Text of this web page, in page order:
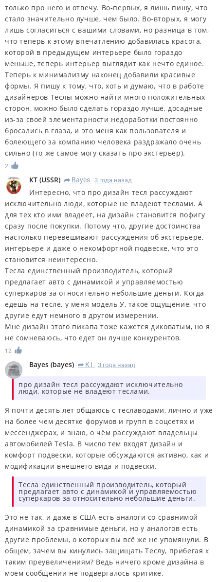
только про него и отвечу. Во-первых, я лишь пишу, что
стало значительно лучше, чем было. Во-вторых, я могу
лишь согласиться с вашими словами, но разница в том,
что теперь к этому впечатлению добавилась красота,
которой в предыдущем интерьере было гораздо
меньше, теперь интерьер выглядит как нечто единое.
Теперь к минимализму наконец добавили красивые
формы. Я пишу к тому, что, хоть и думаю, что в работе
дизайнеров Теслы можно найти много положительных
сторон, можно было сделать гораздо лучше, досадные
из-за своей элементарности недоработки постоянно
бросались в глаза, и это меня как пользователя и
болеющего за компанию человека раздражало очень
сильно (то же самое могу сказать про экстерьер).
2
КT (USSR) R Bayes 3 года назад
Интересно, что про дизайн тесл рассуждают
исключительно люди, которые не владеют теслами. А
для тех кто ими владеет, на дизайн становится пофигу
сразу после покупки. Потому что, другие достоинства
настолько перевешивают рассуждения об экстерьере,
интерьере и даже о некомфортной подвеске, что это
становится неинтересно.
Тесла единственный производитель, который
предлагает авто с динамикой и управляемостью
суперкаров за относительно небольшие деньги. Когда
едешь на тесле, у меня модель У, такое ощущение, что
другие едут немного в другом измерении.
Мне дизайн этого пикапа тоже кажется диковатым, но я
не сомневаюсь, что едет он лучше конкурентов.
12
Bayes (bayes) R КT 3 года назад
про дизайн тесл рассуждают исключительно
люди, которые не владеют теслами.
Я почти десять лет общаюсь с теславодами, лично и уже
на более чем десятке форумов и групп в соцсетях и
мессенджерах, и знаю, о чём рассуждают владельцы
автомобилей Tesla. В число тем входят дизайн и
комфорт подвески, которые обсуждаются активно, как и
модификации внешнего вида и подвески.
Тесла единственный производитель, который
предлагает авто с динамикой и управляемостью
суперкаров за относительно небольшие деньги.
Это не так, и даже в США есть аналоги со сравнимой
динамикой за сравнимые деньги, но у аналогов есть
другие проблемы, о которых вы всё же не упомянули. В
общем, зачем вы кинулись защищать Теслу, прибегая к
таким преувеличениям? Ведь ничего кроме дизайна в
моём сообщении не подвергалось критике.